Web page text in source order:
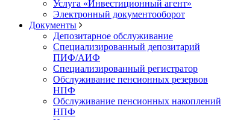
Услуга «Инвестиционный агент»
Электронный документооборот
Документы
Депозитарное обслуживание
Специализированный депозитарий
ПИФ/АИФ
Специализированный регистратор
Обслуживание пенсионных резервов
НПФ
Обслуживание пенсионных накоплений
НПФ